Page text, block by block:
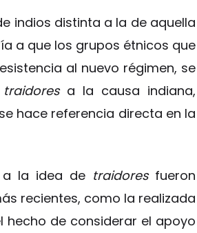
indios distinta a la de aquella
a que los grupos étnicos que
al nuevo régimen, se
traidoresa la causa indiana,
hace referencia directa en la
a la idea de traidoresfueron
recientes, como la realizada
hecho de considerar el apoyo